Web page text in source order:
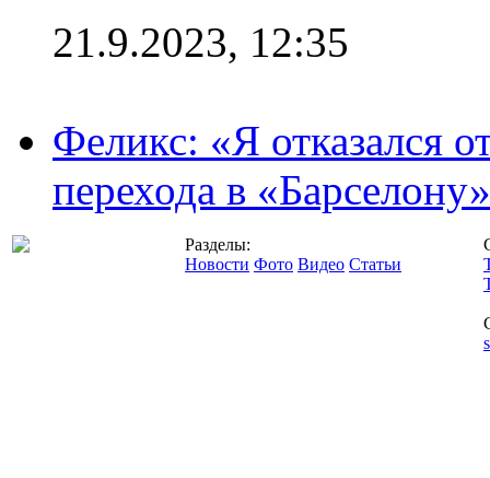
21.9.2023, 12:35
Феликс: «Я отказался
перехода в «Барселону»
Разделы:
Новости Фото Видео Статьи